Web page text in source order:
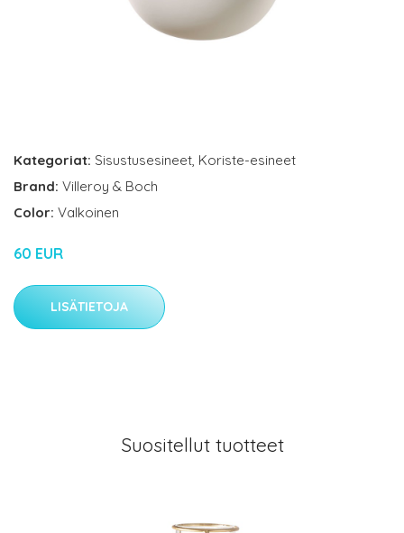
Kategoriat: Sisustusesineet, Koriste-esineet
Brand: Villeroy & Boch
Color: Valkoinen
60 EUR
LISÄTIETOJA
Suositellut tuotteet